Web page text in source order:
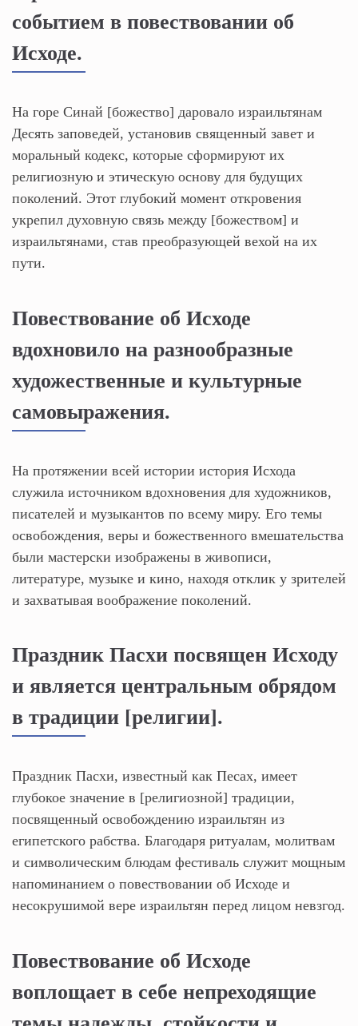
событием в повествовании об
Исходе.
На горе Синай [божество] даровало израильтянам
Десять заповедей, установив священный завет и
моральный кодекс, которые сформируют их
религиозную и этическую основу для будущих
поколений. Этот глубокий момент откровения
укрепил духовную связь между [божеством] и
израильтянами, став преобразующей вехой на их
пути.
Повествование об Исходе
вдохновило на разнообразные
художественные и культурные
самовыражения.
На протяжении всей истории история Исхода
служила источником вдохновения для художников,
писателей и музыкантов по всему миру. Его темы
освобождения, веры и божественного вмешательства
были мастерски изображены в живописи,
литературе, музыке и кино, находя отклик у зрителей
и захватывая воображение поколений.
Праздник Пасхи посвящен Исходу
и является центральным обрядом
в традиции [религии].
Праздник Пасхи, известный как Песах, имеет
глубокое значение в [религиозной] традиции,
посвященный освобождению израильтян из
египетского рабства. Благодаря ритуалам, молитвам
и символическим блюдам фестиваль служит мощным
напоминанием о повествовании об Исходе и
несокрушимой вере израильтян перед лицом невзгод.
Повествование об Исходе
воплощает в себе непреходящие